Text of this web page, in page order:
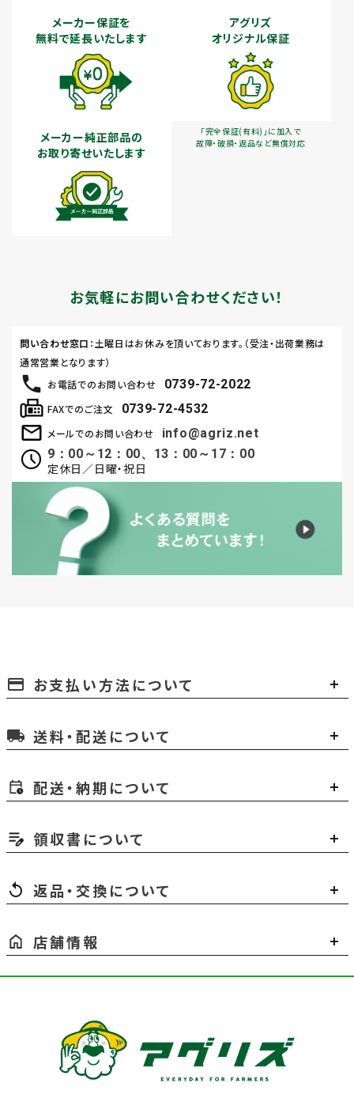
メーカー保証を
無料で延長いたします
アグリズ
オリジナル保証
「完全保証(有料)」に加入で
故障・破損・返品など無償対応
メーカー純正部品の
お取り寄せいたします
お気軽にお問い合わせください！
お電話でのお問い合わせ 0739-72-2022
メールでのお問い合わせ
info@agriz.net
9：00～12：00、13：00～17：00
定休日／日曜・祝日
FAXでのご注文 0739-72-4532
問い合わせ窓口 ：土曜日はお休みを頂いております。（受注・出荷業務は
通常営業となります）
payment お支払い方法について
local_shipping 送料・配送について
配送・納期について
領収書について
返品・交換について
店舗情報